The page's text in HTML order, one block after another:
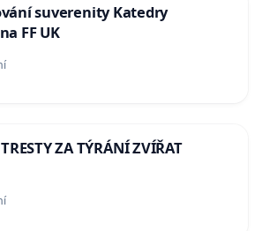
suverenity Katedry
FF UK
ZA TÝRÁNÍ ZVÍŘAT